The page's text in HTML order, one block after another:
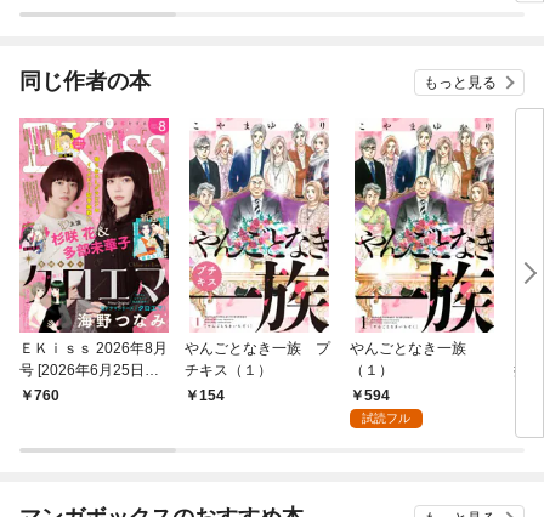
同じ作者の本 もっと見る
ＥＫｉｓｓ 2026年8月
号 [2026年6月25日発
売]760
やんごとなき一族 プ
チキス（１）
154
やんごとなき一族
（１）
594
試読フル
探